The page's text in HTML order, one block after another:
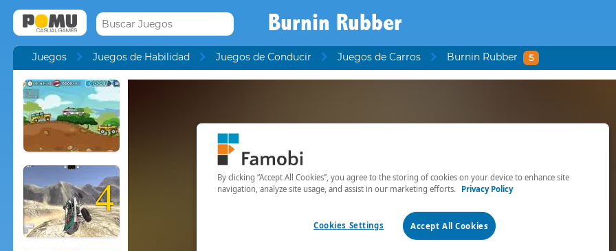
Burnin Rubber
Juegos Juegos de Habilidad Juegos de Conducir Juegos de Carros Burnin Rubber 5
4